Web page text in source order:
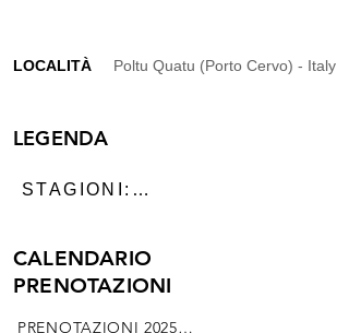
LOCALITÀ Poltu Quatu (Porto Cervo) - Italy
LEGENDA
STAGIONI:
Luglio e agosto
CALENDARIO
PRENOTAZIONI
PRENOTAZIONI 2025